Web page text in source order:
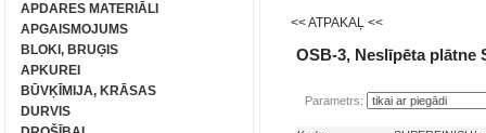
APDARES MATERIĀLI
APGAISMOJUMS
BLOKI, BRUĢIS
APKUREI
BŪVĶĪMIJA, KRĀSAS
DURVIS
<< ATPAKAĻ <<
OSB-3, Neslīpēta plātne
Parametrs: